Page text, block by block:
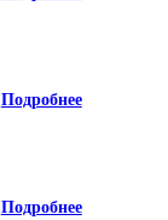
Подробнее
Подробнее